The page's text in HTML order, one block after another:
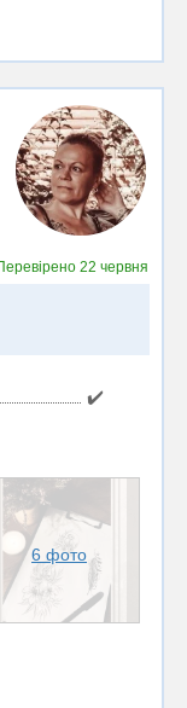
22 червня
✔️
6 фото